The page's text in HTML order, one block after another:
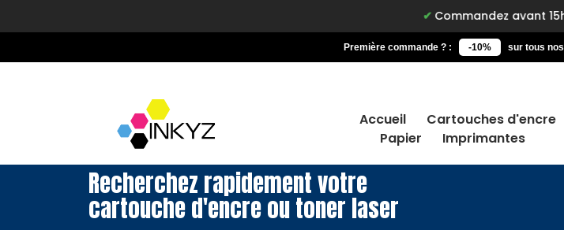
Commandez avant 15h, livré
Première commande ? : -10% sur tous
Accueil Cartouches d'encre
Papier
Imprimantes
Recherchez rapidement votre
cartouche d'encre ou toner laser